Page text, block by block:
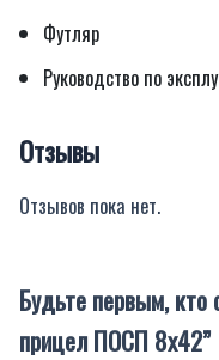
Футляр
Руководство по
Отзывы
Отзывов пока нет.
Будьте первым, кто
прицел ПОСП 8х42”